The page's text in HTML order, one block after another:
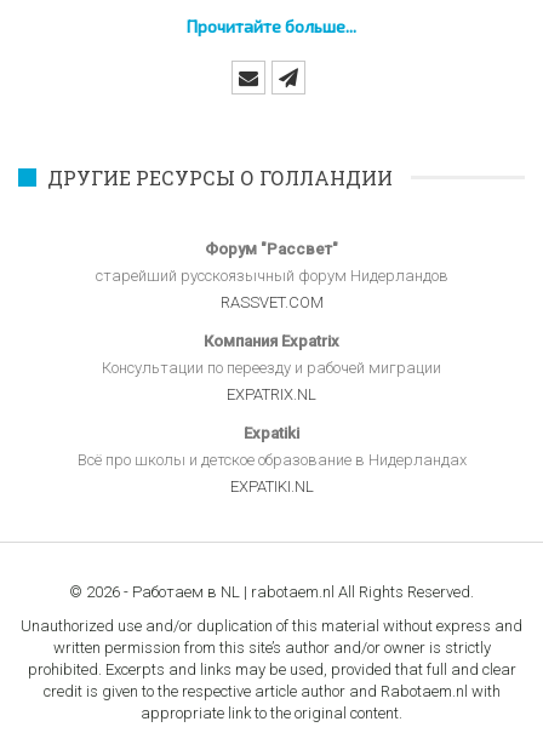
Прочитайте больше...
ДРУГИЕ РЕСУРСЫ О ГОЛЛАНДИИ
Форум "Рассвет"
старейший русскоязычный форум Нидерландов
RASSVET.COM
Компания Expatrix
Консультации по переезду и рабочей миграции
EXPATRIX.NL
Expatiki
Всё про школы и детское образование в Нидерландах
EXPATIKI.NL
© 2026 - Работаем в NL | rabotaem.nl All Rights Reserved.
Unauthorized use and/or duplication of this material without express and
written permission from this site’s author and/or owner is strictly
prohibited. Excerpts and links may be used, provided that full and clear
credit is given to the respective article author and Rabotaem.nl with
appropriate link to the original content.